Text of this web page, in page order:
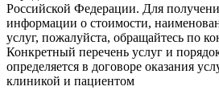
Российской Федерации. Для
информации о стоимости,
услуг, пожалуйста, обращайтесь по
Конкретный перечень услуг и
определяется в договоре оказания
клиникой и пациентом